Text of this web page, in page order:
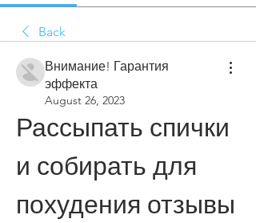
Back
Внимание! Гарантия
эффекта
August 26, 2023
Рассыпать спички
и собирать для
похудения отзывы